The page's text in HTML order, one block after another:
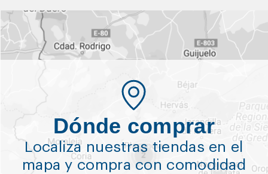
Dónde comprar
Localiza nuestras tiendas en el
mapa y compra con comodidad